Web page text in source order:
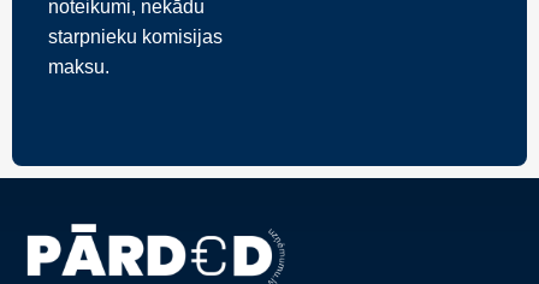
noteikumi, nekādu
starpnieku komisijas
maksu.